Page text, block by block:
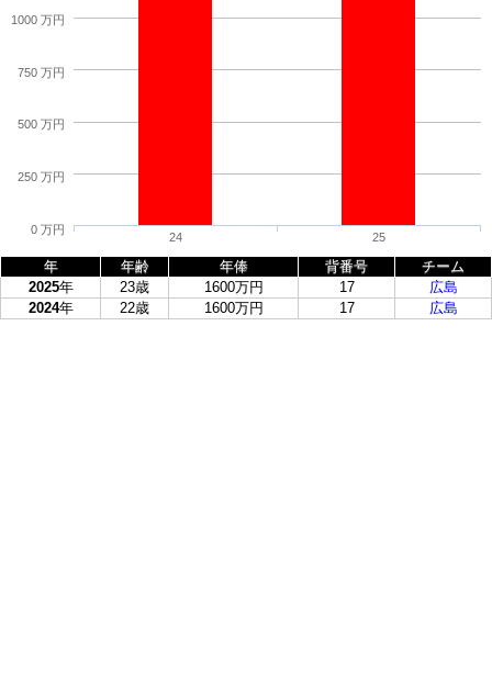
24 25
0 万円
250 万円
500 万円
750 万円
1000 万円
年 年齢 年俸 背番号
チーム
2025年 23歳 1600万円 17
広島
2024年 22歳 1600万円 17 広島